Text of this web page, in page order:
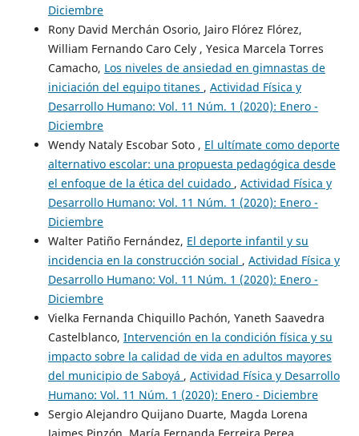
Diciembre
Rony David Merchán Osorio, Jairo Flórez Flórez,
William Fernando Caro Cely , Yesica Marcela Torres
Camacho, Los niveles de ansiedad en gimnastas de
iniciación del equipo titanes , Actividad Física y
Desarrollo Humano: Vol. 11 Núm. 1 (2020): Enero -
Diciembre
Wendy Nataly Escobar Soto , El ultímate como deporte
alternativo escolar: una propuesta pedagógica desde
el enfoque de la ética del cuidado , Actividad Física y
Desarrollo Humano: Vol. 11 Núm. 1 (2020): Enero -
Diciembre
Walter Patiño Fernández, El deporte infantil y su
incidencia en la construcción social , Actividad Física y
Desarrollo Humano: Vol. 11 Núm. 1 (2020): Enero -
Diciembre
Vielka Fernanda Chiquillo Pachón, Yaneth Saavedra
Castelblanco, Intervención en la condición física y su
impacto sobre la calidad de vida en adultos mayores
del municipio de Saboyá , Actividad Física y Desarrollo
Humano: Vol. 11 Núm. 1 (2020): Enero - Diciembre
Sergio Alejandro Quijano Duarte, Magda Lorena